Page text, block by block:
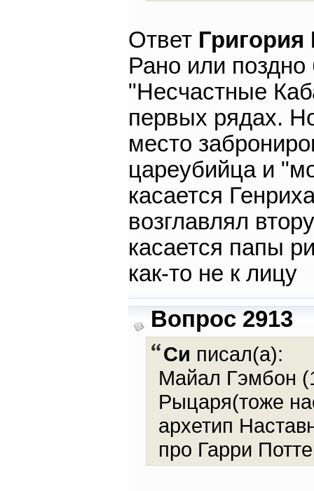
Ответ
Рано или поздно
"Несчастные
первых рядах.
место
цареубийца и
касается
возглавлял
касается папы
как-то не к лицу
Вопрос 2913
Си писал(а):
Майал Гэмбон
Рыцаря(тоже
архетип
про Гарри